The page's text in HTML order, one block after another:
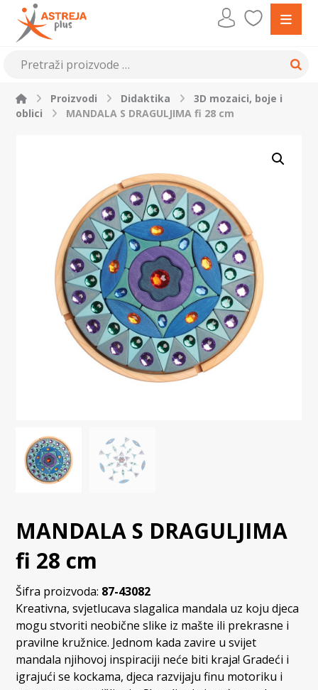
Proizvodi Didaktika
3D mozaici, boje i
oblici
MANDALA S DRAGULJIMA fi 28 cm
MANDALA S DRAGULJIMA
fi 28 cm
Šifra proizvoda: 87-43082
Kreativna, svjetlucava slagalica mandala uz koju djeca
mogu stvoriti neobične slike iz mašte ili prekrasne i
pravilne kružnice. Jednom kada zavire u svijet
mandala njihovoj inspiraciji neće biti kraja! Gradeći i
igrajući se kockama, djeca razvijaju finu motoriku i